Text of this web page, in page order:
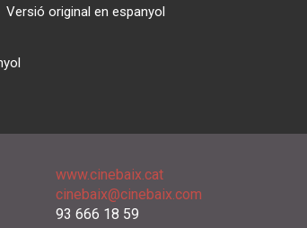
Versió original en espanyol
www.cinebaix.cat
cinebaix@cinebaix.com
93 666 18 59